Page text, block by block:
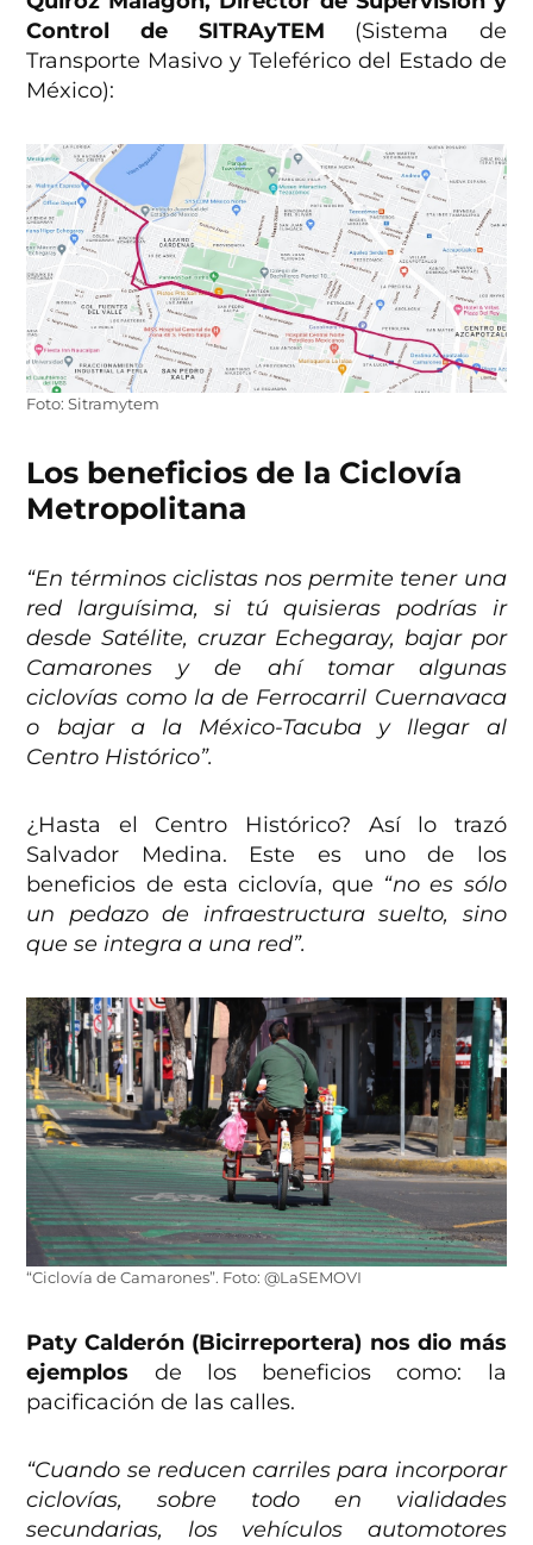
Control de SITRAyTEM (Sistema de
Transporte Masivo y Teleférico del Estado de
México):
Foto: Sitramytem
Los beneficios de la Ciclovía
Metropolitana
“En términos ciclistas nos permite tener una
red larguísima, si tú quisieras podrías ir
desde Satélite, cruzar Echegaray, bajar por
Camarones y de ahí tomar algunas
ciclovías como la de Ferrocarril Cuernavaca
o bajar a la México-Tacuba y llegar al
Centro Histórico”.
¿Hasta el Centro Histórico? Así lo trazó
Salvador Medina. Este es uno de los
beneficios de esta ciclovía, que “no es sólo
un pedazo de infraestructura suelto, sino
que se integra a una red”.
“Ciclovía de Camarones”. Foto: @LaSEMOVI
Paty Calderón (Bicirreportera) nos dio más
ejemplos de los beneficios como: la
pacificación de las calles.
“Cuando se reducen carriles para incorporar
ciclovías, sobre todo en vialidades
secundarias, los vehículos automotores